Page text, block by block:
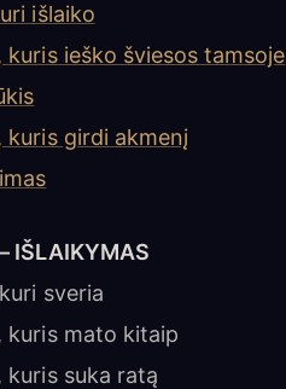
išlaiko
kuris ieško šviesos tamsoje
kuris girdi akmenį
IŠLAIKYMAS
sveria
kuris mato kitaip
kuris suka ratą